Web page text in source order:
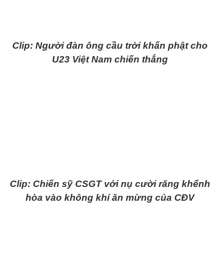
Clip: Người đàn ông cầu trời khấn phật cho
U23 Việt Nam chiến thắng
Clip: Chiến sỹ CSGT với nụ cười răng khểnh
hòa vào không khí ăn mừng của CĐV